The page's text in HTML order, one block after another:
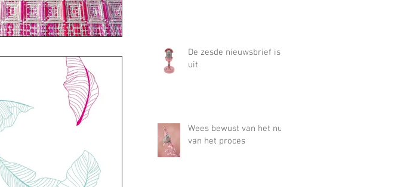
De zesde nieuwsbrief is
uit
Wees bewust van het nut
van het proces